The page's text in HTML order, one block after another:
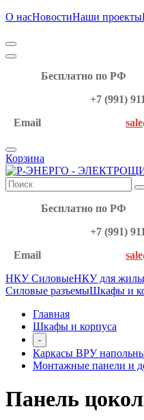
О насНовостиНаши проекты
Бесплатно по РФ
+7 (991) 911-
Email
sale
Корзина
Бесплатно по РФ
+7 (991) 911-
Email
sale
НКУ СиловыеНКУ для
Силовые разъемыШкафы и
Главная
Шкафы и корпуса
-
Каркасы ВРУ
Монтажные панели и
Панель